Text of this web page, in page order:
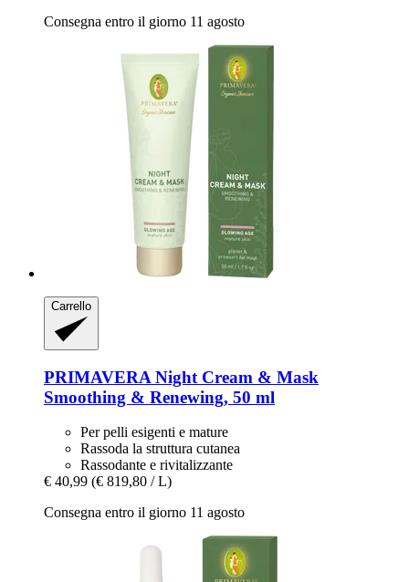
Consegna entro il giorno 11 agosto
Carrello
PRIMAVERA Night Cream & Mask
Smoothing & Renewing, 50 ml
Per pelli esigenti e mature
Rassoda la struttura cutanea
Rassodante e rivitalizzante
€ 40,99 (€ 819,80 / L)
Consegna entro il giorno 11 agosto